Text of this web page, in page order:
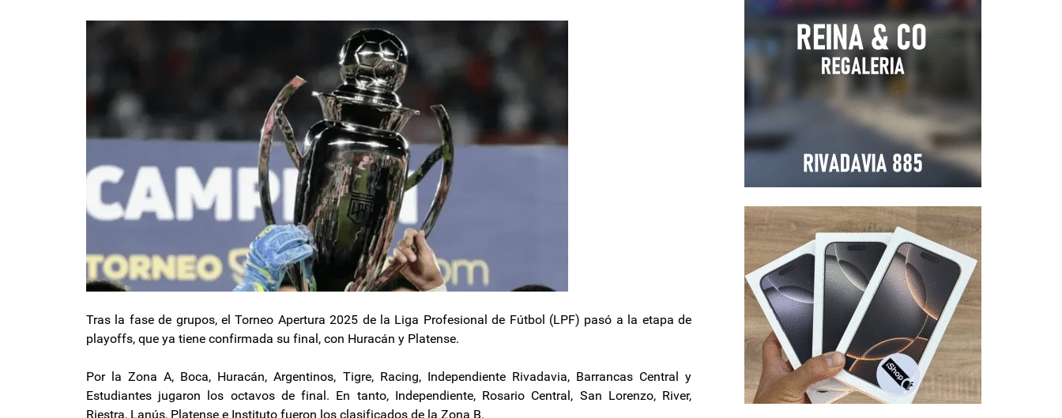
Tras la fase de grupos, el Torneo Apertura 2025 de la Liga Profesional de Fútbol (LPF) pasó a la etapa de
playoffs, que ya tiene confirmada su final, con Huracán y Platense.
Por la Zona A, Boca, Huracán, Argentinos, Tigre, Racing, Independiente Rivadavia, Barrancas Central y
Estudiantes jugaron los octavos de final. En tanto, Independiente, Rosario Central, San Lorenzo, River,
Riestra, Lanús, Platense e Instituto fueron los clasificados de la Zona B.